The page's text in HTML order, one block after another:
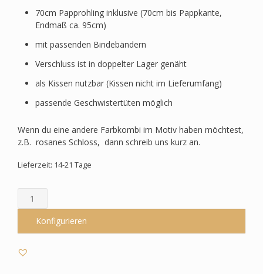
70cm Papprohling inklusive (70cm bis Pappkante,
Endmaß ca. 95cm)
mit passenden Bindebändern
Verschluss ist in doppelter Lager genäht
als Kissen nutzbar (Kissen nicht im Lieferumfang)
passende Geschwistertüten möglich
Wenn du eine andere Farbkombi im Motiv haben möchtest,
z.B. rosanes Schloss, dann schreib uns kurz an.
Lieferzeit: 14-21 Tage
Schultüte
passend
StepbyStep-
Chamelion
Konfigurieren